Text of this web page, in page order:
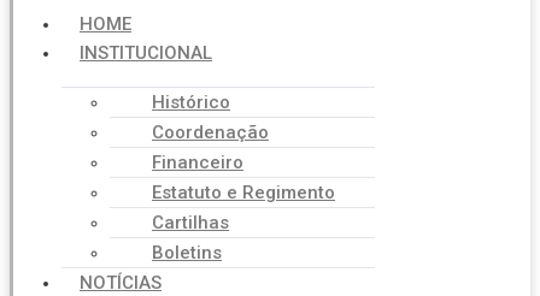
HOME
INSTITUCIONAL
Histórico
Coordenação
Financeiro
Estatuto e Regimento
Cartilhas
Boletins
NOTÍCIAS